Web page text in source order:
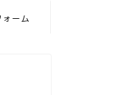
ーム